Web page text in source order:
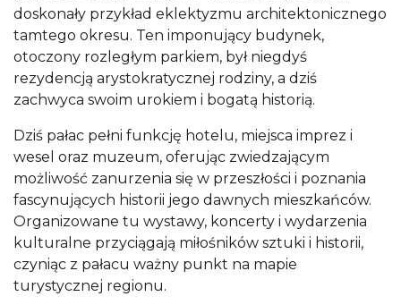
doskonały przykład eklektyzmu architektonicznego
tamtego okresu. Ten imponujący budynek,
otoczony rozległym parkiem, był niegdyś
rezydencją arystokratycznej rodziny, a dziś
zachwyca swoim urokiem i bogatą historią.
Dziś pałac pełni funkcję hotelu, miejsca imprez i
wesel oraz muzeum, oferując zwiedzającym
możliwość zanurzenia się w przeszłości i poznania
fascynujących historii jego dawnych mieszkańców.
Organizowane tu wystawy, koncerty i wydarzenia
kulturalne przyciągają miłośników sztuki i historii,
czyniąc z pałacu ważny punkt na mapie
turystycznej regionu.